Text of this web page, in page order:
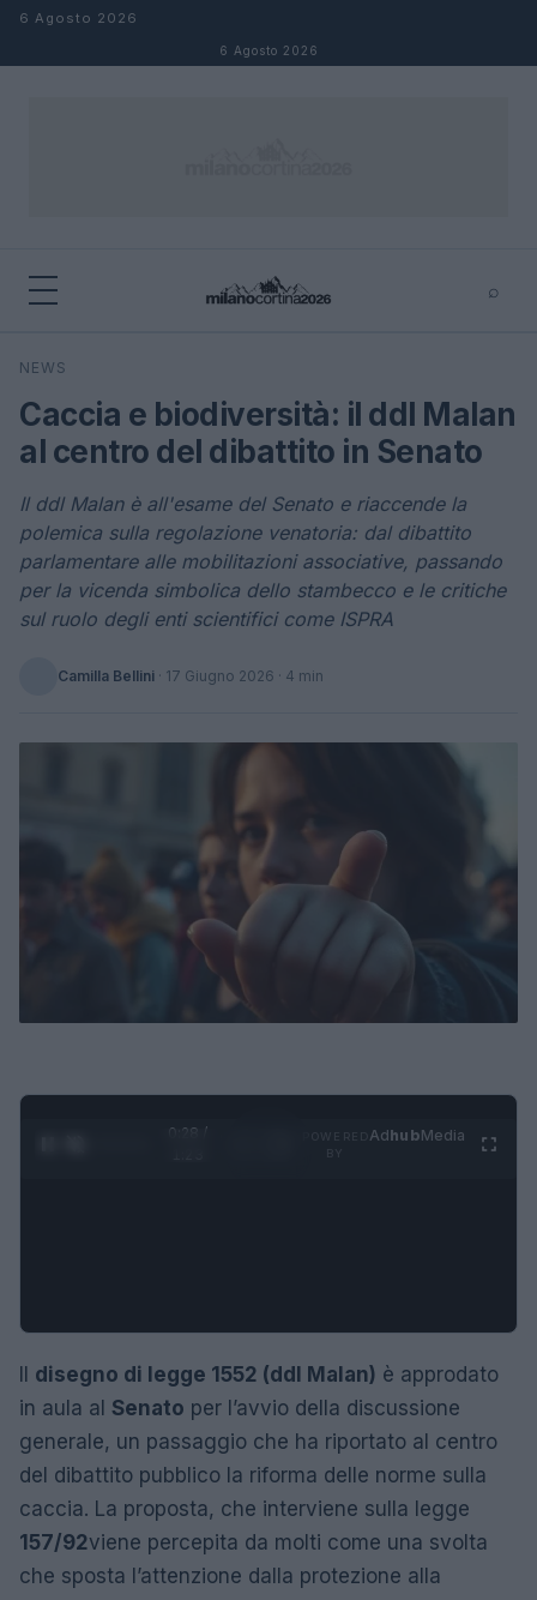
Salta al contenuto
6 Agosto 2026
6 Agosto 2026
⌕
Cerca
NEWS
Caccia e biodiversità: il ddl Malan
al centro del dibattito in Senato
Il ddl Malan è all'esame del Senato e riaccende la
polemica sulla regolazione venatoria: dal dibattito
parlamentare alle mobilitazioni associative, passando
per la vicenda simbolica dello stambecco e le critiche
sul ruolo degli enti scientifici come ISPRA
Camilla Bellini · 17 Giugno 2026 · 4 min
0:29 /
AdhubMedia
disegno di legge 1552 (ddl Malan) è approdato
in aula al Senato per l’avvio della discussione
generale, un passaggio che ha riportato al centro
del dibattito pubblico la riforma delle norme sulla
caccia. La proposta, che interviene sulla legge
157/92viene percepita da molti come una svolta
che sposta l’attenzione dalla protezione alla